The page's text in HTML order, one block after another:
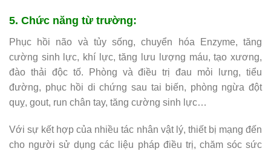
5. Chức năng từ trường:
Phục hồi não và tủy sống, chuyển hóa Enzyme, tăng
cường sinh lực, khí lực, tăng lưu lượng máu, tạo xương,
đào thải độc tố. Phòng và điều trị đau mỏi lưng, tiểu
đường, phục hồi di chứng sau tai biến, phòng ngừa đột
quỵ, gout, run chân tay, tăng cường sinh lực…
Với sự kết hợp của nhiều tác nhân vật lý, thiết bị mạng đến
cho người sử dụng các liệu pháp điều trị, chăm sóc sức